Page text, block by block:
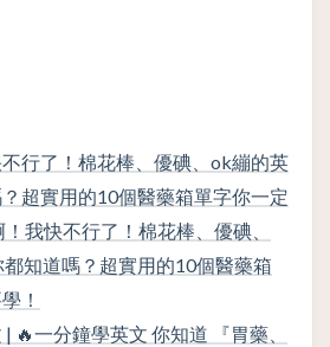
行了！棉花棒、優碘、ok繃的英
超實用的10個醫藥箱單字你一定
我快不行了！棉花棒、優碘、
知道嗎？超實用的10個醫藥箱
！
🔥一分鐘學英文 你知道 『胃藥、